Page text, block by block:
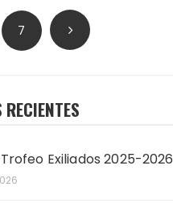
7
Exiliados 2025-2026